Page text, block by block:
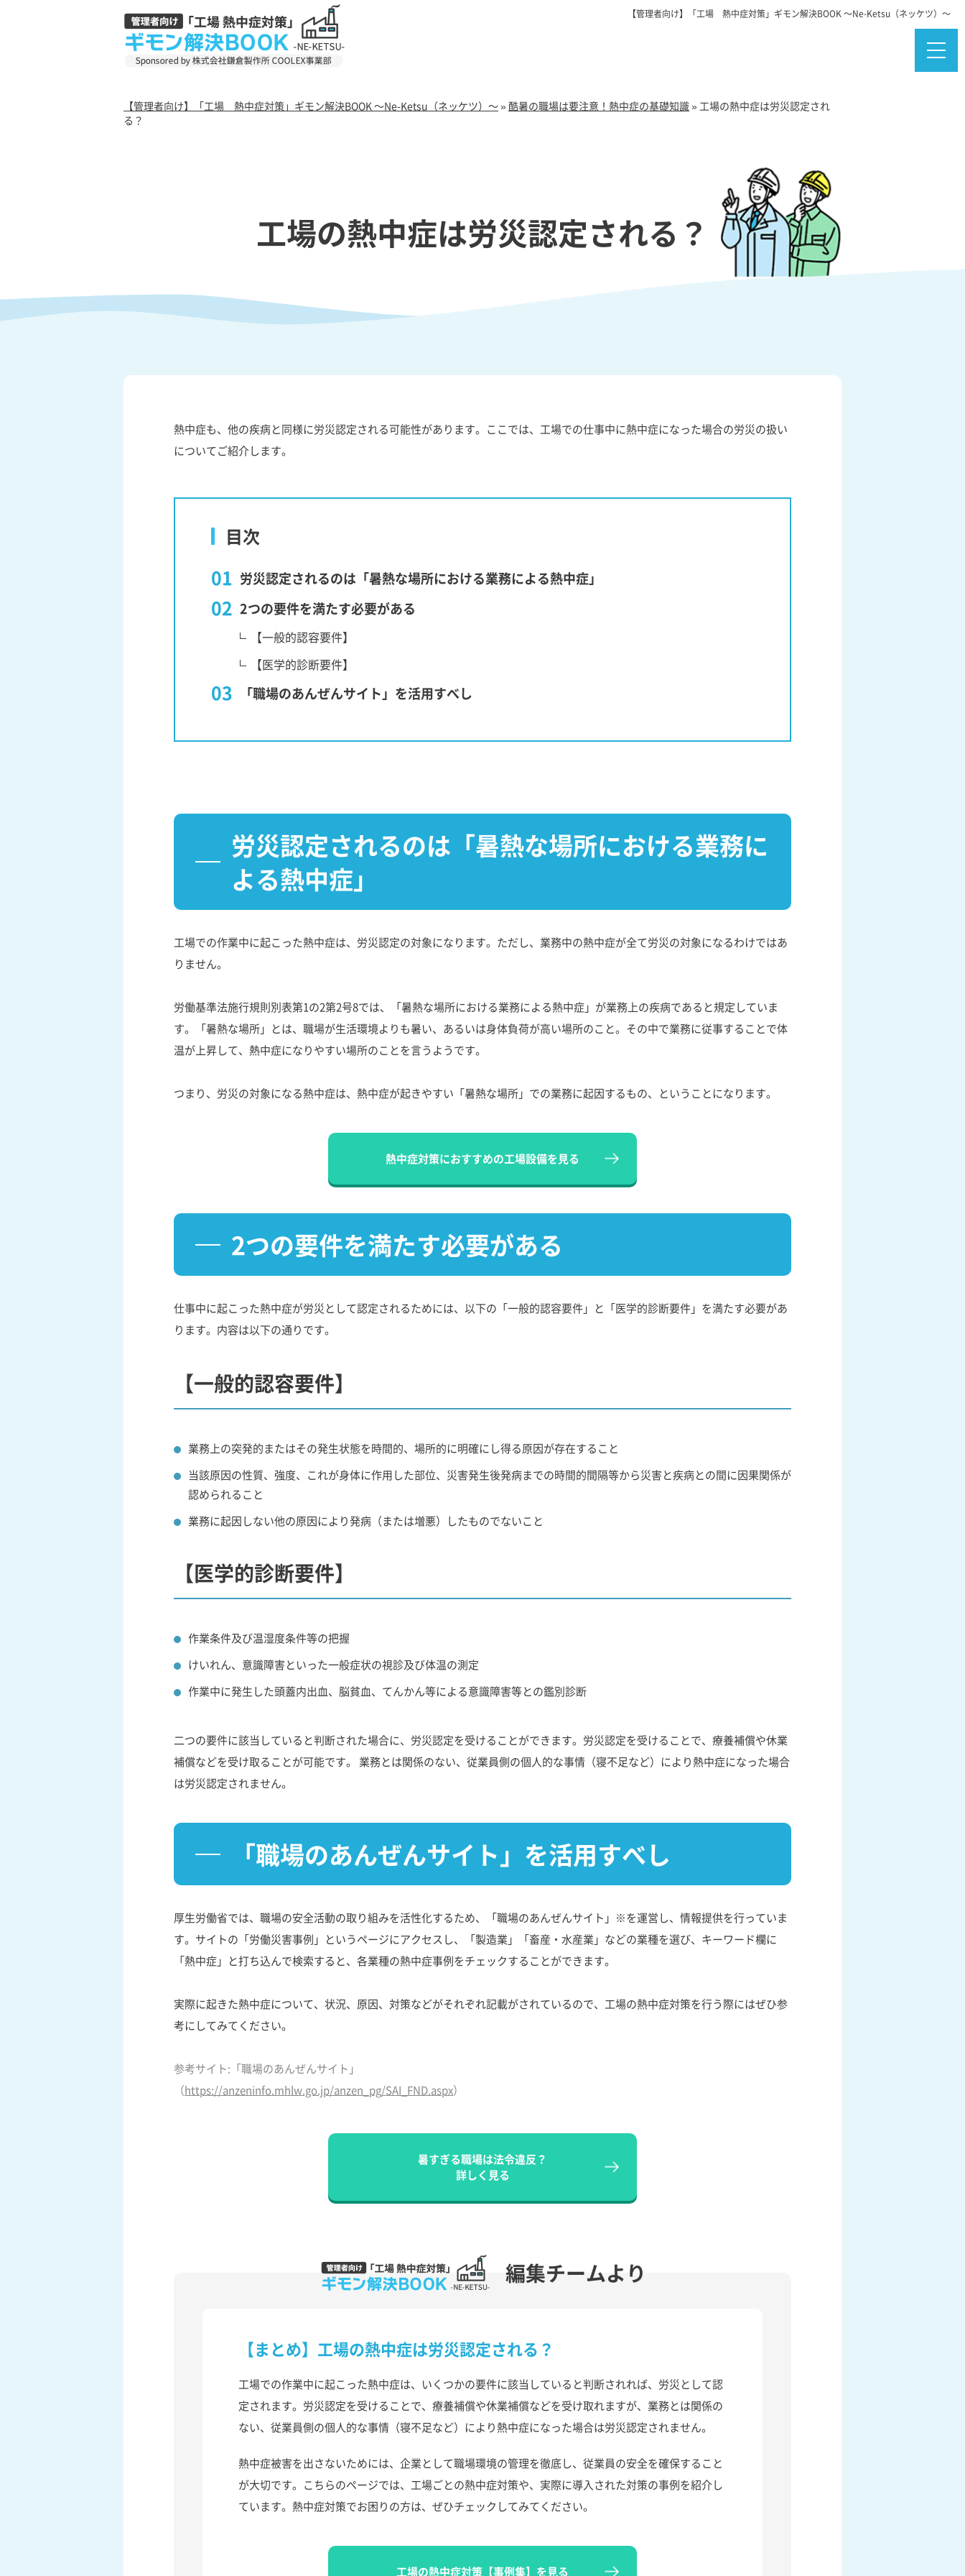
【管理者向け】「工場 熱中症対策」ギモン解決BOOK ～Ne-Ketsu（ネッケツ）～
【管理者向け】「工場 熱中症対策」ギモン解決BOOK ～Ne-Ketsu（ネッケツ）～»酷暑の職場は要注意！熱中症の基礎知識» 工場の熱中症は労災認定され
る？
工場の熱中症は労災認定される？
熱中症も、他の疾病と同様に労災認定される可能性があります。ここでは、工場での仕事中に熱中症になった場合の労災の扱い
についてご紹介します。
目次
労災認定されるのは「暑熱な場所における業務による熱中症」
2つの要件を満たす必要がある
【一般的認容要件】
【医学的診断要件】
「職場のあんぜんサイト」を活用すべし
労災認定されるのは「暑熱な場所における業務に
よる熱中症」
工場での作業中に起こった熱中症は、労災認定の対象になります。ただし、業務中の熱中症が全て労災の対象になるわけではあ
りません。
労働基準法施行規則別表第1の2第2号8では、「暑熱な場所における業務による熱中症」が業務上の疾病であると規定していま
す。「暑熱な場所」とは、職場が生活環境よりも暑い、あるいは身体負荷が高い場所のこと。その中で業務に従事することで体
温が上昇して、熱中症になりやすい場所のことを言うようです。
つまり、労災の対象になる熱中症は、熱中症が起きやすい「暑熱な場所」での業務に起因するもの、ということになります。
熱中症対策におすすめの工場設備を見る
2つの要件を満たす必要がある
仕事中に起こった熱中症が労災として認定されるためには、以下の「一般的認容要件」と「医学的診断要件」を満たす必要があ
ります。内容は以下の通りです。
【一般的認容要件】
業務上の突発的またはその発生状態を時間的、場所的に明確にし得る原因が存在すること
当該原因の性質、強度、これが身体に作用した部位、災害発生後発病までの時間的間隔等から災害と疾病との間に因果関係が
認められること
業務に起因しない他の原因により発病（または増悪）したものでないこと
【医学的診断要件】
作業条件及び温湿度条件等の把握
けいれん、意識障害といった一般症状の視診及び体温の測定
作業中に発生した頭蓋内出血、脳貧血、てんかん等による意識障害等との鑑別診断
二つの要件に該当していると判断された場合に、労災認定を受けることができます。労災認定を受けることで、療養補償や休業
補償などを受け取ることが可能です。 業務とは関係のない、従業員側の個人的な事情（寝不足など）により熱中症になった場合
は労災認定されません。
「職場のあんぜんサイト」を活用すべし
厚生労働省では、職場の安全活動の取り組みを活性化するため、「職場のあんぜんサイト」※を運営し、情報提供を行っていま
す。サイトの「労働災害事例」というページにアクセスし、「製造業」「畜産・水産業」などの業種を選び、キーワード欄に
「熱中症」と打ち込んで検索すると、各業種の熱中症事例をチェックすることができます。
実際に起きた熱中症について、状況、原因、対策などがそれぞれ記載がされているので、工場の熱中症対策を行う際にはぜひ参
考にしてみてください。
参考サイト:「職場のあんぜんサイト」
（https://anzeninfo.mhlw.go.jp/anzen_pg/SAI_FND.aspx）
暑すぎる職場は法令違反？
詳しく見る
編集チームより
【まとめ】工場の熱中症は労災認定される？
工場での作業中に起こった熱中症は、いくつかの要件に該当していると判断されれば、労災として認
定されます。労災認定を受けることで、療養補償や休業補償などを受け取れますが、業務とは関係の
ない、従業員側の個人的な事情（寝不足など）により熱中症になった場合は労災認定されません。
熱中症被害を出さないためには、企業として職場環境の管理を徹底し、従業員の安全を確保すること
が大切です。こちらのページでは、工場ごとの熱中症対策や、実際に導入された対策の事例を紹介し
ています。熱中症対策でお困りの方は、ぜひチェックしてみてください。
工場の熱中症対策【事例集】を見る